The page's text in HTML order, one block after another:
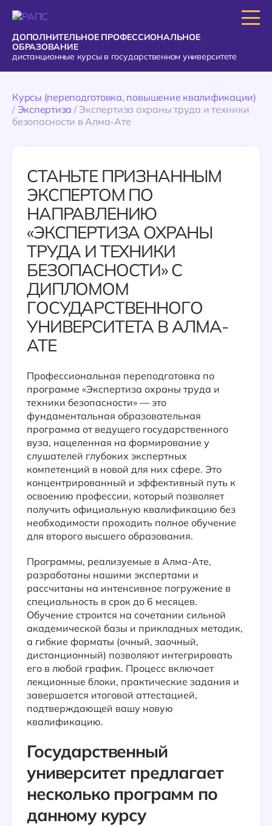
ДОПОЛНИТЕЛЬНОЕ ПРОФЕССИОНАЛЬНОЕ
ОБРАЗОВАНИЕ
дистанционные курсы в государственном университете
Курсы (переподготовка, повышение квалификации)
/ Экспертиза / Экспертиза охраны труда и техники
безопасности в Алма-Ате
СТАНЬТЕ ПРИЗНАННЫМ
ЭКСПЕРТОМ ПО
НАПРАВЛЕНИЮ
«ЭКСПЕРТИЗА ОХРАНЫ
ТРУДА И ТЕХНИКИ
БЕЗОПАСНОСТИ» С
ДИПЛОМОМ
ГОСУДАРСТВЕННОГО
УНИВЕРСИТЕТА В АЛМА-
АТЕ
Профессиональная переподготовка по
программе «Экспертиза охраны труда и
техники безопасности» — это
фундаментальная образовательная
программа от ведущего государственного
вуза, нацеленная на формирование у
слушателей глубоких экспертных
компетенций в новой для них сфере. Это
концентрированный и эффективный путь к
освоению профессии, который позволяет
получить официальную квалификацию без
необходимости проходить полное обучение
для второго высшего образования.
Программы, реализуемые в Алма-Ате,
разработаны нашими экспертами и
рассчитаны на интенсивное погружение в
специальность в срок до 6 месяцев.
Обучение строится на сочетании сильной
академической базы и прикладных методик,
а гибкие форматы (очный, заочный,
дистанционный) позволяют интегрировать
его в любой график. Процесс включает
лекционные блоки, практические задания и
завершается итоговой аттестацией,
подтверждающей вашу новую
квалификацию.
Государственный
университет предлагает
несколько программ по
данному курсу